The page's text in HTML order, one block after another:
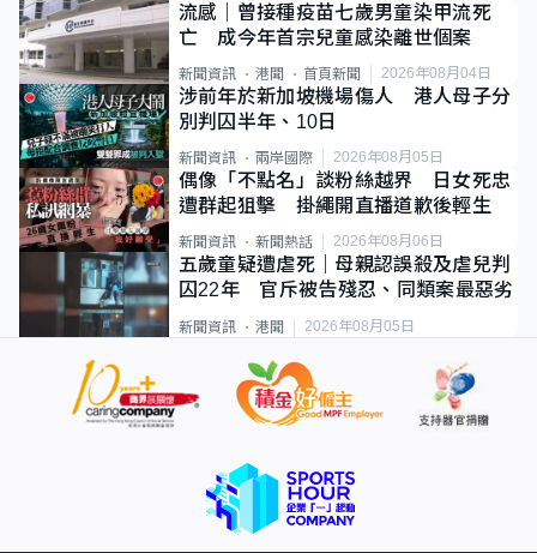
流感｜曾接種疫苗七歲男童染甲流死
亡 成今年首宗兒童感染離世個案
新聞資訊 港聞 首頁新聞 2026年08月04日
涉前年於新加坡機場傷人 港人母子分
別判囚半年、10日
新聞資訊 兩岸國際 2026年08月05日
偶像「不點名」談粉絲越界 日女死忠
遭群起狙擊 掛繩開直播道歉後輕生
新聞資訊 新聞熱話 2026年08月06日
五歲童疑遭虐死｜母親認誤殺及虐兒判
囚22年 官斥被告殘忍、同類案最惡劣
新聞資訊 港聞 2026年08月05日